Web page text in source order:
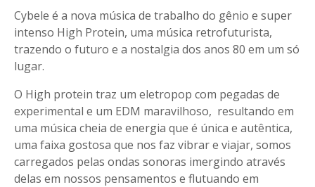
Cybele é a nova música de trabalho do gênio e super
intenso High Protein, uma música retrofuturista,
trazendo o futuro e a nostalgia dos anos 80 em um só
lugar.
O High protein traz um eletropop com pegadas de
experimental e um EDM maravilhoso, resultando em
uma música cheia de energia que é única e autêntica,
uma faixa gostosa que nos faz vibrar e viajar, somos
carregados pelas ondas sonoras imergindo através
delas em nossos pensamentos e flutuando em